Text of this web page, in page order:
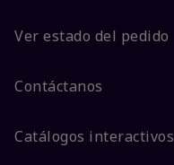
Ver estado del pedido
Contáctanos
Catálogos interactivos